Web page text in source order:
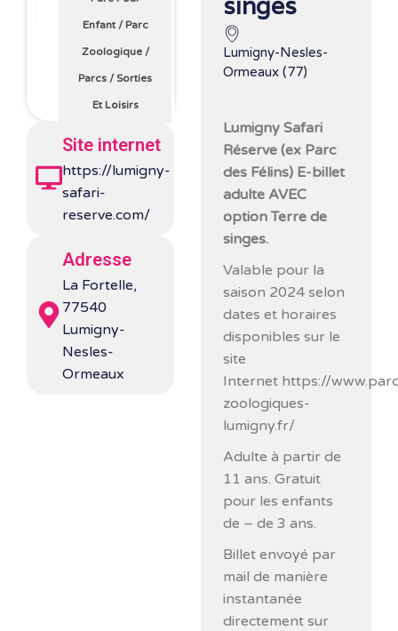
Enfant/Parc
Zoologique/
Parcs /Sorties
Et Loisirs
Site internet
https://lumigny-
safari-
reserve.com/
Adresse
La Fortelle,
77540
Lumigny-
Nesles-
Ormeaux
Lumigny-Nesles-
Ormeaux (77)
Lumigny Safari
Réserve (ex Parc
des Félins) E-billet
adulte AVEC
option Terre de
singes.
Valable pour la
saison 2024 selon
dates et horaires
disponibles sur le
site
Internet https://
zoologiques-
lumigny.fr/
Adulte à partir de
11 ans. Gratuit
pour les enfants
de – de 3 ans.
Billet envoyé par
mail de manière
instantanée
directement sur